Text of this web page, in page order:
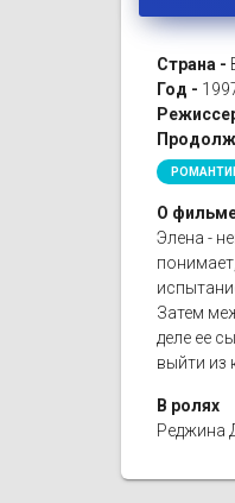
Страна -
Год -
О
Элена -
Затем
деле ее
выйти из
В ролях
Реджина